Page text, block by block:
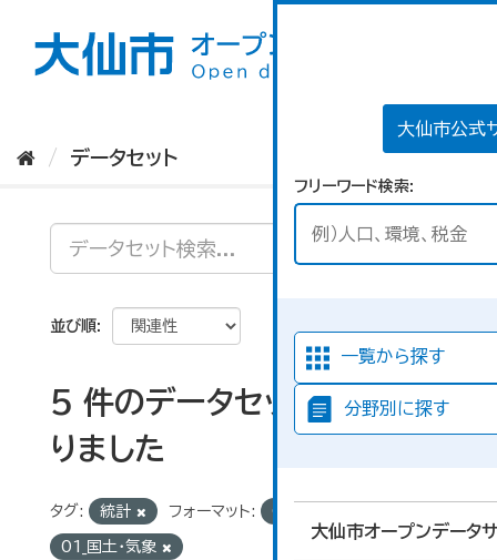
大仙市公式
フリーワード検索
一覧から探す
分野別に探す
大仙市オープンデータ
データセット
並び順
5 件のデータセットが見つか
りました
タグ: 統計 フォーマット: CSV
01_国土・気象